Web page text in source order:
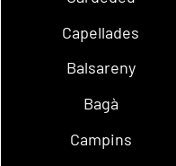
Capellades
Balsareny
Bagà
Campins